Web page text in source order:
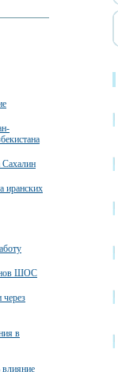
Сахалин
иранских
ШОС
в
влияние